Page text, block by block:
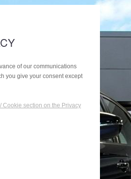
of our communications
you give your consent except
Cookie section on the Privacy